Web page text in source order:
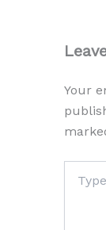
Your
here..